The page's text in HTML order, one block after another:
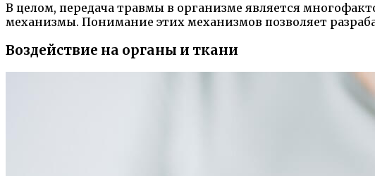
В целом, передача травмы в организме является
механизмы. Понимание этих механизмов позволяет
Воздействие на органы и ткани